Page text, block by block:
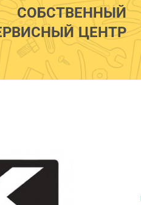
СОБСТВЕННЫЙ
ЦЕНТР